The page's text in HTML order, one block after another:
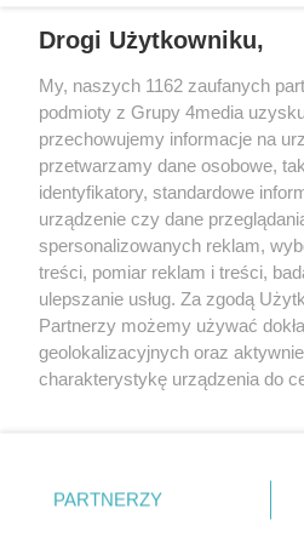
Redakcja Reklama
Drogi Użytkowniku,
My, naszych 1162 zaufanych
podmioty z Grupy 4media
przechowujemy informacje na
przetwarzamy dane osobowe,
identyfikatory, standardowe
urządzenie czy dane
spersonalizowanych reklam,
treści, pomiar reklam i treści,
ulepszanie usług. Za zgodą
Partnerzy możemy używać
geolokalizacyjnych oraz
charakterystykę urządzenia do
zmienić/wycofać klikając
znajdujący się w lewym dolnym
PARTNERZY